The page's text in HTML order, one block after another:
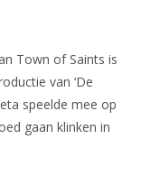
Town of Saints is
van ‘De
speelde mee op
gaan klinken in